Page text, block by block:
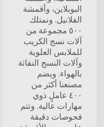
البوبلاين، وأقمشة
الفلانيل. ونمتلك
٥٠٠ مجموعة من
آلات نسج الكريب
للملابس العلوية
وآلات النسج النفاثة
بالهواء. ويضم
مصنعنا أكثر من
٤٠٠ عاملٍ ذوي
مهارات عالية. وتتم
فحوصات دقيقة